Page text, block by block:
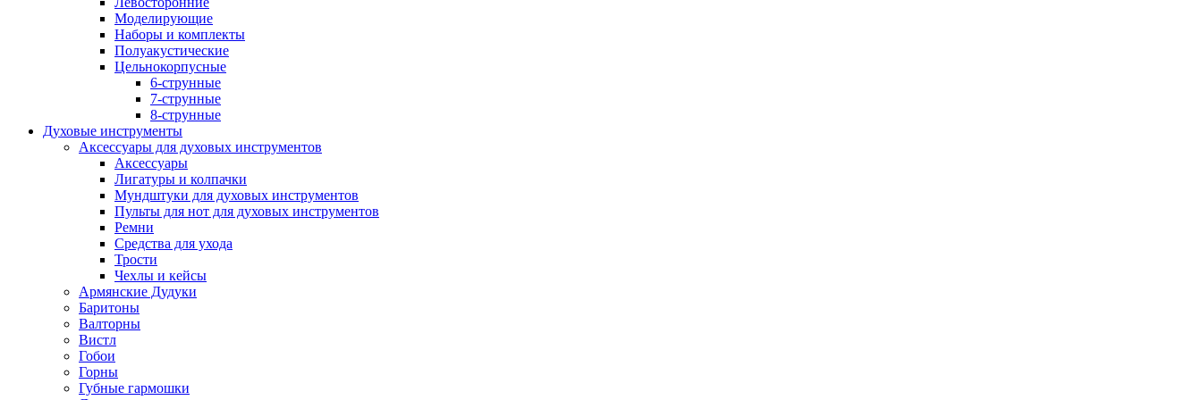
Моделирующие
Наборы и комплекты
Полуакустические
Цельнокорпусные
6-струнные
7-струнные
8-струнные
Духовые инструменты
Аксессуары для духовых инструментов
Аксессуары
Лигатуры и колпачки
Мундштуки для духовых инструментов
Пульты для нот для духовых инструментов
Ремни
Средства для ухода
Трости
Чехлы и кейсы
Армянские Дудуки
Баритоны
Валторны
Вистл
Гобои
Горны
Губные гармошки